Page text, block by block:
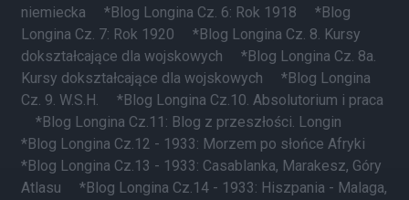
niemiecka *Blog Longina Cz. 6: Rok 1918 *Blog
Longina Cz. 7: Rok 1920 *Blog Longina Cz. 8. Kursy
dokształcające dla wojskowych *Blog Longina Cz. 8a.
Kursy dokształcające dla wojskowych *Blog Longina
Cz. 9. W.S.H. *Blog Longina Cz.10. Absolutorium i praca
*Blog Longina Cz.11: Blog z przeszłości. Longin
*Blog Longina Cz.12 - 1933: Morzem po słońce Afryki
*Blog Longina Cz.13 - 1933: Casablanka, Marakesz, Góry
Atlasu *Blog Longina Cz.14 - 1933: Hiszpania - Malaga,